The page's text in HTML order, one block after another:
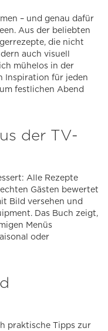
– und genau dafür
Aus der beliebten
die nicht
auch visuell
mühelos in der
Inspiration für jeden
festlichen Abend
der TV-
Alle Rezepte
Gästen bewertet
Bild versehen und
Das Buch zeigt,
Menüs
oder
praktische Tipps zur